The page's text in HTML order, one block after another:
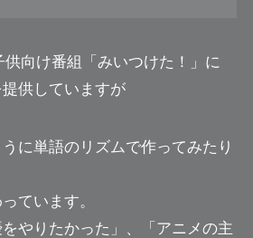
供向け番組「みいつけた！」に
供していますが
に単語のリズムで作ってみたり
ています。
をやりたかった」、「アニメの主